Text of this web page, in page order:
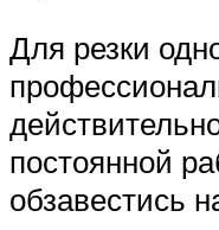
Для резки
постоянной
обзавестись